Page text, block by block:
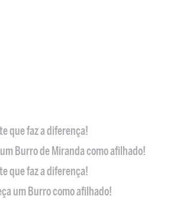
que faz a diferença!
Burro de Miranda como afilhado!
que faz a diferença!
um Burro como afilhado!